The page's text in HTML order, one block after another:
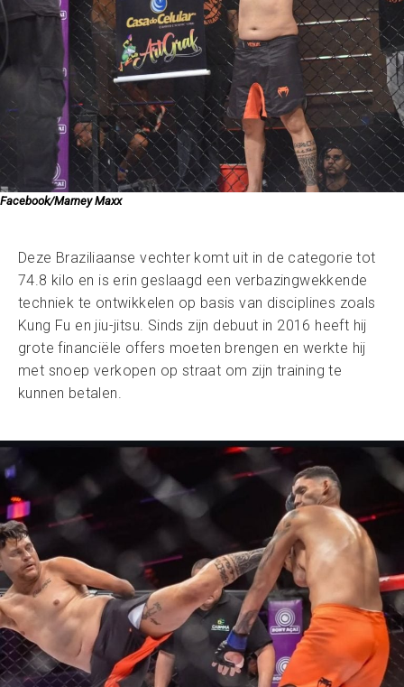
Facebook/Marney Maxx
Deze Braziliaanse vechter komt uit in de categorie tot
74.8 kilo en is erin geslaagd een verbazingwekkende
techniek te ontwikkelen op basis van disciplines zoals
Kung Fu en jiu-jitsu. Sinds zijn debuut in 2016 heeft hij
grote financiële offers moeten brengen en werkte hij
met snoep verkopen op straat om zijn training te
kunnen betalen.